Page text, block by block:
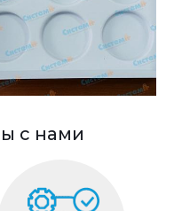
с нами